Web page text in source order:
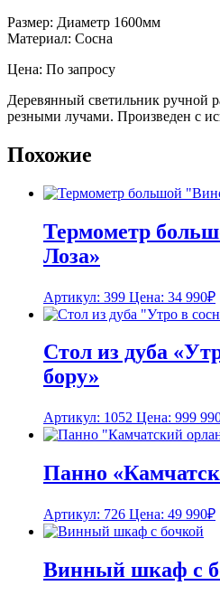
Размер: Диаметр 1600мм
Материал: Сосна
Цена: По запросу
Деревянный светильник ручной
резными лучами. Произведен с
Похожие
Термометр
Лоза»
Артикул: 399 Цена: 34 990₽
Стол из дуба
бору»
Артикул: 1052 Цена: 999
Панно
Артикул: 726 Цена: 49 990₽
Винный шкаф с